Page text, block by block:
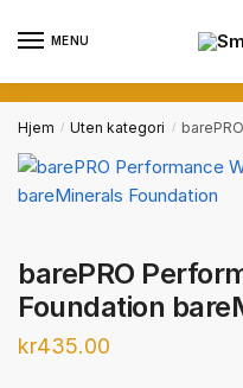
MENU
Hjem / Uten kategori / barePRO
barePRO
Foundation
kr435.00